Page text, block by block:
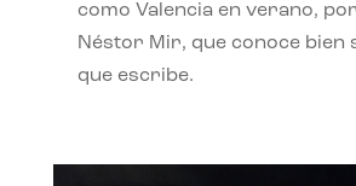
como Valencia en verano,
Néstor Mir, que conoce bien
que escribe.